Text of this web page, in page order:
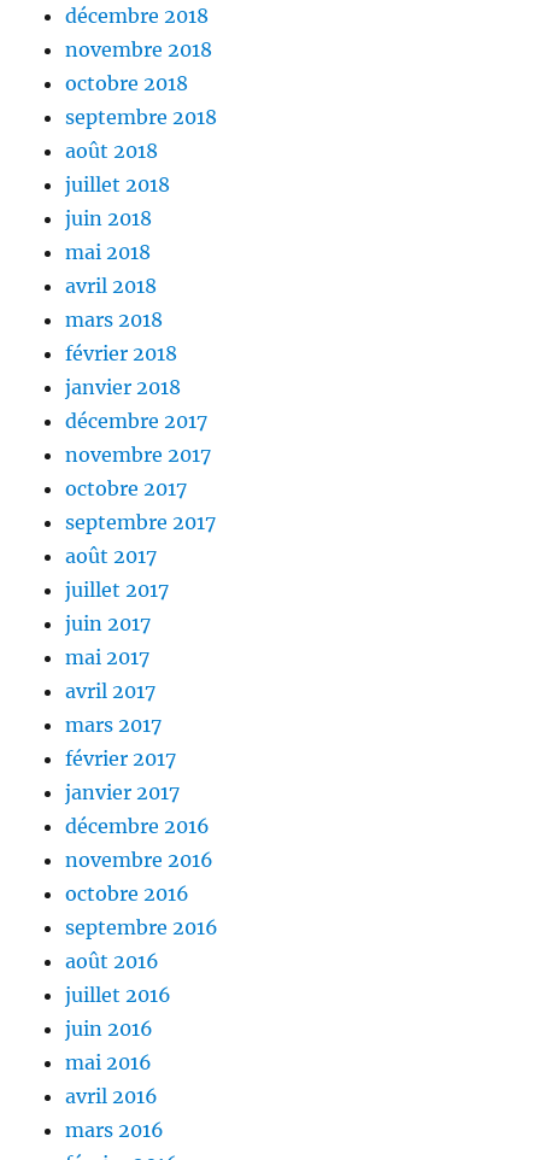
décembre 2018
novembre 2018
octobre 2018
septembre 2018
août 2018
juillet 2018
juin 2018
mai 2018
avril 2018
mars 2018
février 2018
janvier 2018
décembre 2017
novembre 2017
octobre 2017
septembre 2017
août 2017
juillet 2017
juin 2017
mai 2017
avril 2017
mars 2017
février 2017
janvier 2017
décembre 2016
novembre 2016
octobre 2016
septembre 2016
août 2016
juillet 2016
juin 2016
mai 2016
avril 2016
mars 2016